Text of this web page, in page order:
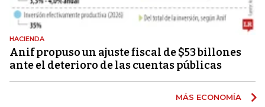
HACIENDA
Anif propuso un ajuste fiscal de $53 billones
ante el deterioro de las cuentas públicas
MÁS ECONOMÍA